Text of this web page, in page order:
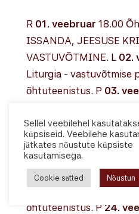
R 01. veebruar 18.00
ISSANDA, JEESUSE
VASTUVÕTMINE. L 02.
Liturgia - vastuvõtmise
õhtuteenistus. P 03.
Suur õhtuteenistus. P
Liturgia. Kaanani naise
veebruar18.00 Suur
veebruar10.00
pühapäev. L23.
õhtuteenistus. P 24.
Sellel veebilehel
küpsiseid. Veebilehe
jätkates nõustute küpsiste
kasutamisega.
Cookie sätted Nõustun